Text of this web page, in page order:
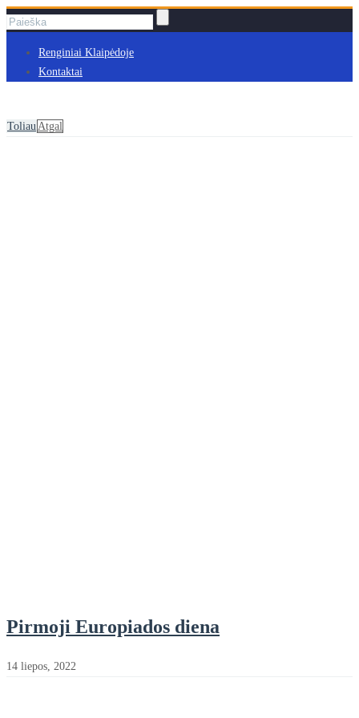
Renginiai Klaipėdoje
Kontaktai
ToliauAtgal
Pirmoji Europiados diena
14 liepos, 2022